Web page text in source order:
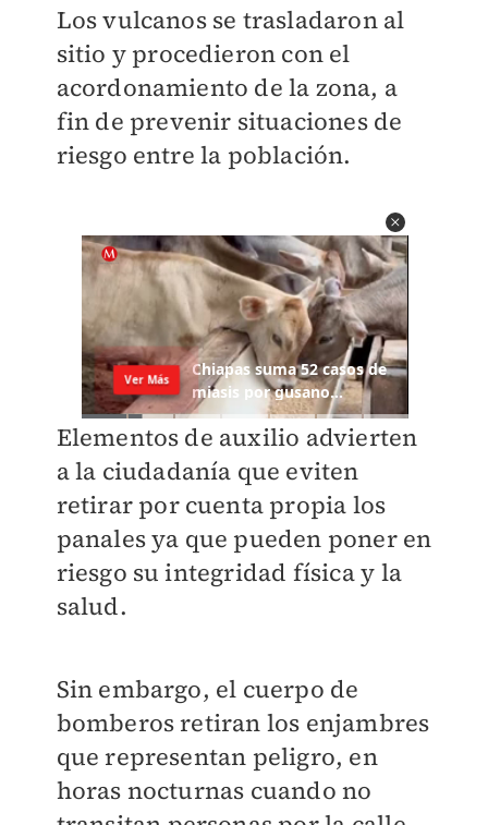
Los vulcanos se trasladaron al
sitio y procedieron con el
acordonamiento de la zona, a
fin de prevenir situaciones de
riesgo entre la población.
Elementos de auxilio advierten
a la ciudadanía que eviten
retirar por cuenta propia los
panales ya que pueden poner en
riesgo su integridad física y la
salud.
Sin embargo, el cuerpo de
bomberos retiran los enjambres
que representan peligro, en
horas nocturnas cuando no